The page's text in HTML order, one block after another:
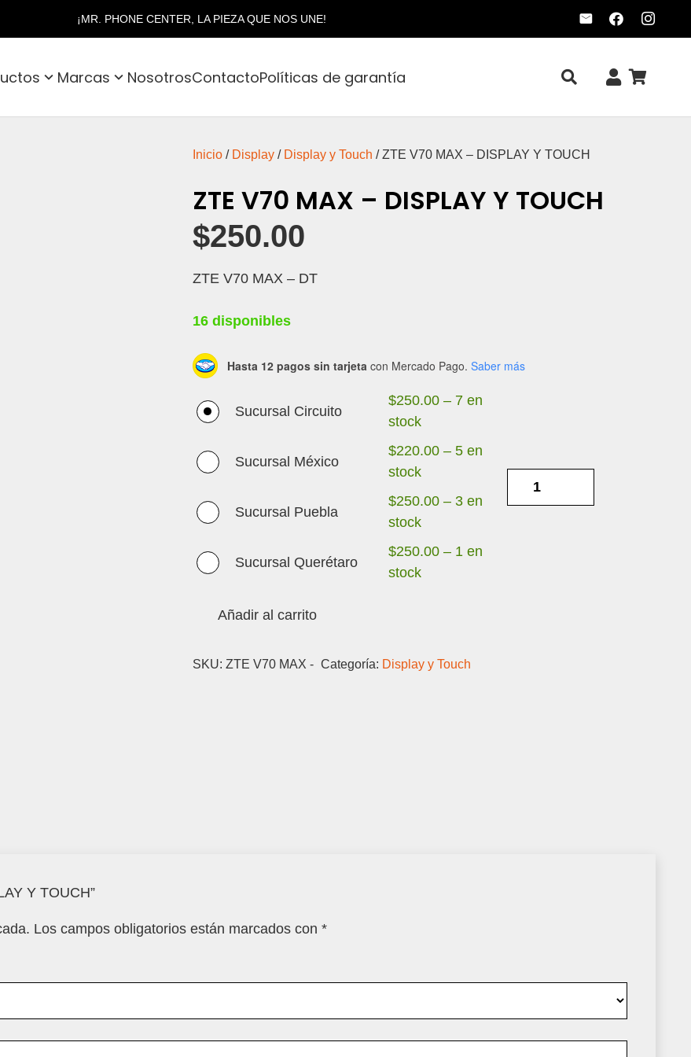
¡MR. PHONE CENTER, LA PIEZA QUE NOS UNE!
Marcas NosotrosContactoPolíticas de garantía
Inicio/ Display/ Display y Touch / ZTE V70 MAX – DISPLAY Y TOUCH
ZTE V70 MAX – DISPLAY Y TOUCH
$250.00
ZTE V70 MAX – DT
16 disponibles
Hasta 12 pagos sin tarjeta con Mercado Pago. Saber más
Sucursal Circuito
$250.00– 7 en
stock
Sucursal México
$220.00– 5 en
stock
Sucursal Puebla
$250.00– 3 en
stock
Sucursal Querétaro
$250.00– 1 en
stock
Añadir al carrito
SKU: ZTE V70 MAX - Categoría: Display y Touch
Y TOUCH”
Los campos obligatorios están marcados con *